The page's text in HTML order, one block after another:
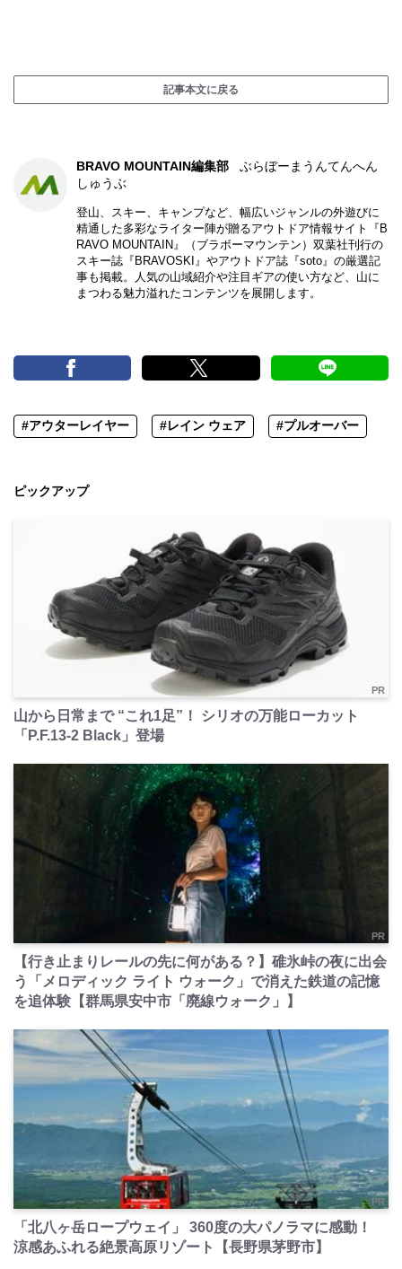
記事本文に戻る
BRAVO MOUNTAIN編集部
ぶらぼーまうんてんへん
しゅうぶ
登山、スキー、キャンプなど、幅広いジャンルの外遊びに
精通した多彩なライター陣が贈るアウトドア情報サイト『B
RAVO MOUNTAIN』（ブラボーマウンテン）双葉社刊行の
スキー誌『BRAVOSKI』やアウトドア誌『soto』の厳選記
事も掲載。人気の山域紹介や注目ギアの使い方など、山に
まつわる魅力溢れたコンテンツを展開します。
#アウターレイヤー #レイン ウェア #プルオーバー
ピックアップ
PR
山から日常まで “これ1足”！ シリオの万能ローカット
「P.F.13-2 Black」登場
PR
【行き止まりレールの先に何がある？】碓氷峠の夜に出会
う「メロディック ライト ウォーク」で消えた鉄道の記憶
を追体験【群馬県安中市「廃線ウォーク」】
PR
「北八ヶ岳ロープウェイ」 360度の大パノラマに感動！
涼感あふれる絶景高原リゾート【長野県茅野市】